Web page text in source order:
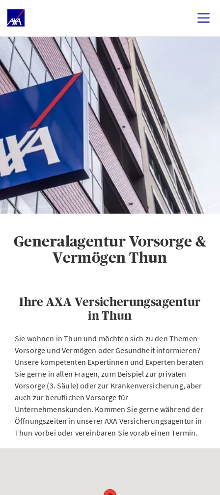
Generalagentur Vorsorge &
Vermögen Thun
Ihre AXA Versicherungsagentur
in Thun
Sie wohnen in Thun und möchten sich zu den Themen
Vorsorge und Vermögen oder Gesundheit informieren?
Unsere kompetenten Expertinnen und Experten beraten
Sie gerne in allen Fragen, zum Beispiel zur privaten
Vorsorge (3. Säule) oder zur Krankenversicherung, aber
auch zur beruflichen Vorsorge für
Unternehmenskunden. Kommen Sie gerne während der
Öffnungszeiten in unserer AXA Versicherungsagentur in
Thun vorbei oder vereinbaren Sie vorab einen Termin.